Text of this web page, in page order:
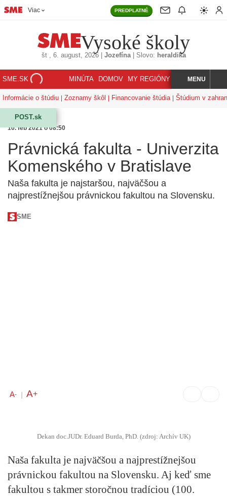
Viac PREDPLATNÉ
Vysoké školy
št, 6. august, 2026| Jozefína| Slovo: heraldika
SME.SK MINÚTA DOMOV MY REGIÓNY KORZÁR
HĽADAJMENU
Informácie o štúdiu Zoznamy škôl Financovanie štúdia Štúdium v
POST.sk
10. feb 2021 o 08:50
Právnická fakulta - Univerzita
Komenského v Bratislave
Naša fakulta je najstaršou, najväčšou a
najprestížnejšou právnickou fakultou na Slovensku.
SME
A- | A+
Dekan doc.JUDr. Eduard Burda, PhD. (zdroj: Archív UK)
Naša fakulta je najväčšou a najprestížnejšou
právnickou fakultou na Slovensku. Aj keď sme
fakultou s takmer storočnou tradíciou (100.